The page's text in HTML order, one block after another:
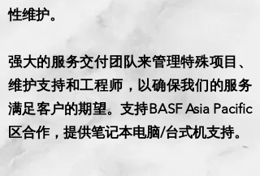
性维护。
强大的服务交付团队来管理特殊项目、
维护支持和工程师，以确保我们的服务
满足客户的期望。支持BASF Asia Pacific
区合作，提供笔记本电脑/台式机支持。